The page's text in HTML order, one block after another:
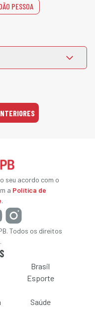
PESSOA
seu acordo com o
a Política de
.
Todos os direitos
Brasil
Esporte
Saúde